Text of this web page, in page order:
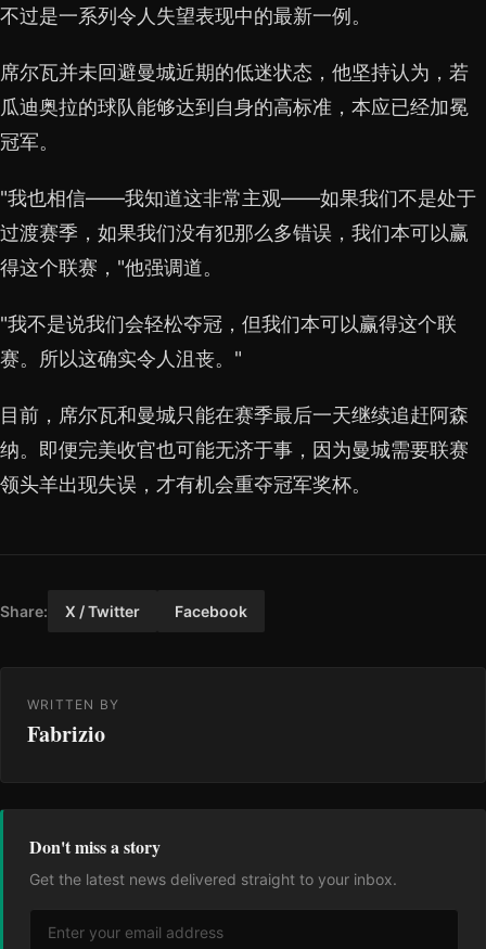
不过是一系列令人失望表现中的最新一例。
席尔瓦并未回避曼城近期的低迷状态，他坚持认为，若
瓜迪奥拉的球队能够达到自身的高标准，本应已经加冕
冠军。
"我也相信——我知道这非常主观——如果我们不是处于
过渡赛季，如果我们没有犯那么多错误，我们本可以赢
得这个联赛，"他强调道。
"我不是说我们会轻松夺冠，但我们本可以赢得这个联
赛。所以这确实令人沮丧。"
目前，席尔瓦和曼城只能在赛季最后一天继续追赶阿森
纳。即便完美收官也可能无济于事，因为曼城需要联赛
领头羊出现失误，才有机会重夺冠军奖杯。
Share: X / Twitter Facebook
WRITTEN BY
Fabrizio
Don't miss a story
Get the latest news delivered straight to your inbox.